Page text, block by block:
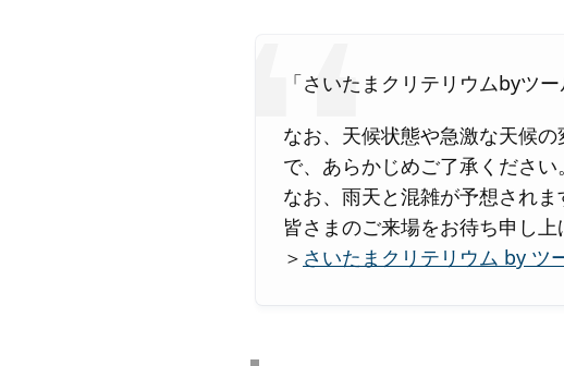
「さいたまクリテリウムbyツ
なお、天候状態や急激な天候
で、あらかじめご了承ください。
なお、雨天と混雑が予想され
皆さまのご来場をお待ち申し上
＞ さいたまクリテリウム by ツ